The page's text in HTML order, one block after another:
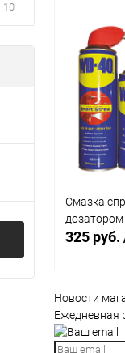
10
Купить
клик
В
Смазка
дозатором
325 руб.
Купить
Новости
Ежедневная